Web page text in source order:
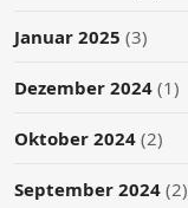
Januar 2025 (3)
Dezember 2024 (1)
Oktober 2024 (2)
September 2024 (2)